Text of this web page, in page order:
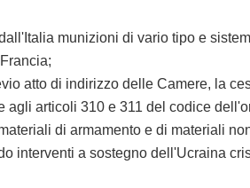
munizioni di vario tipo e
atto di indirizzo delle Camere, la
articoli 310 e 311 del codice
di armamento e di materiali
a sostegno dell'Ucraina